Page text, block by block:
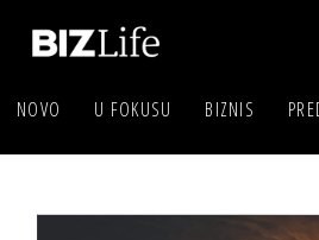
NOVO U FOKUSU BIZNIS